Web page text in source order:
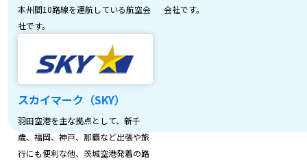
本州間10路線を運航している航空会
社です。
会社です。
スカイマーク（SKY）
羽田空港を主な拠点として、新千
歳、福岡、神戸、那覇など出張や旅
行にも便利な他、茨城空港発着の路